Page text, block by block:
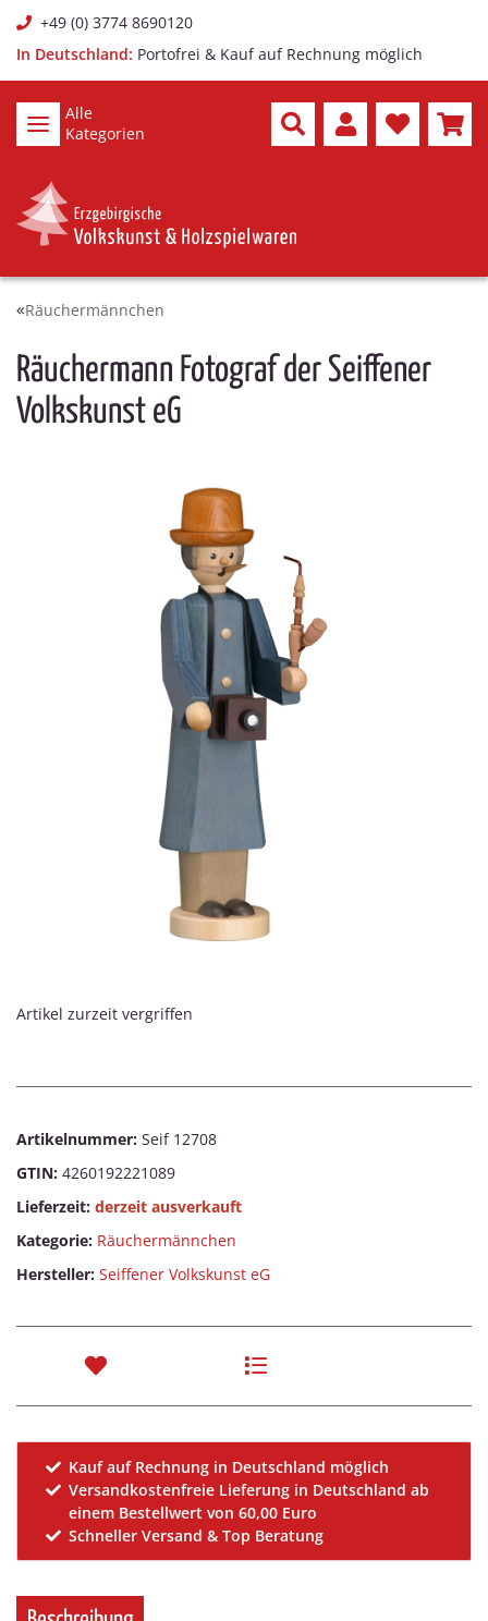
+49 (0) 3774 8690120
In Deutschland: Portofrei & Kauf auf Rechnung möglich
Alle
Kategorien
Räuchermännchen
Räuchermann Fotograf der Seiffener
Volkskunst eG
Artikel zurzeit vergriffen
Artikelnummer: Seif 12708
GTIN: 4260192221089
Lieferzeit: derzeit ausverkauft
Kategorie: Räuchermännchen
Hersteller: Seiffener Volkskunst eG
Kauf auf Rechnung in Deutschland möglich
Versandkostenfreie Lieferung in Deutschland ab
einem Bestellwert von 60,00 Euro
Schneller Versand & Top Beratung